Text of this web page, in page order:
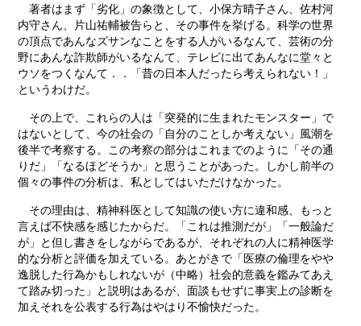
著者はまず「劣化」の象徴として、小保方晴子さん、佐村河
内守さん、片山祐輔被告らと、その事件を挙げる。科学の世界
の頂点であんなズサンなことをする人がいるなんて、芸術の分
野にあんな詐欺師がいるなんて、テレビに出てあんなに堂々と
ウソをつくなんて．．「昔の日本人だったら考えられない！」
というわけだ。
その上で、これらの人は「突発的に生まれたモンスター」で
はないとして、今の社会の「自分のことしか考えない」風潮を
後半で考察する。この考察の部分はこれまでのように「その通
りだ」「なるほどそうか」と思うことがあった。しかし前半の
個々の事件の分析は、私としてはいただけなかった。
その理由は、精神科医として知識の使い方に違和感、もっと
言えば不快感を感じたからだ。「これは推測だが」「一般論だ
が」と但し書きをしながらであるが、それぞれの人に精神医学
的な分析と評価を加えている。あとがきで「医療の倫理をやや
逸脱した行為かもしれないが（中略）社会的意義を鑑みてあえ
て踏み切った」と説明はあるが、面談もせずに事実上の診断を
加えそれを公表する行為はやはり不愉快だった。